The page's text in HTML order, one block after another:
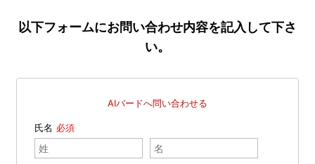
以下フォームにお問い合わせ内容を記入して下さ
い。
AIバードへ問い合わせる
氏名